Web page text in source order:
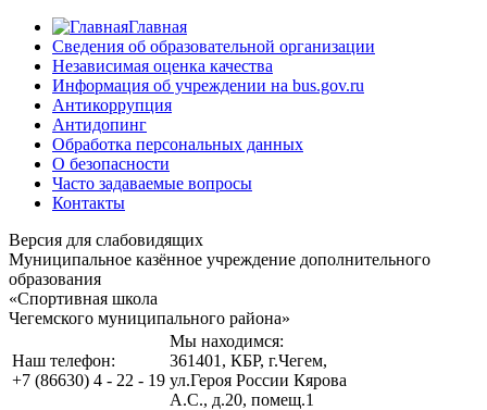
Главная
Сведения об образовательной организации
Независимая оценка качества
Информация об учреждении на bus.gov.ru
Антикоррупция
Антидопинг
Обработка персональных данных
О безопасности
Часто задаваемые вопросы
Контакты
Версия для слабовидящих
Муниципальное казённое учреждение дополнительного
образования
«Спортивная школа
Чегемского муниципального района»
Наш телефон:
+7 (86630) 4 - 22 - 19
Мы находимся:
361401, КБР, г.Чегем,
ул.Героя России Кярова
А.С., д.20, помещ.1